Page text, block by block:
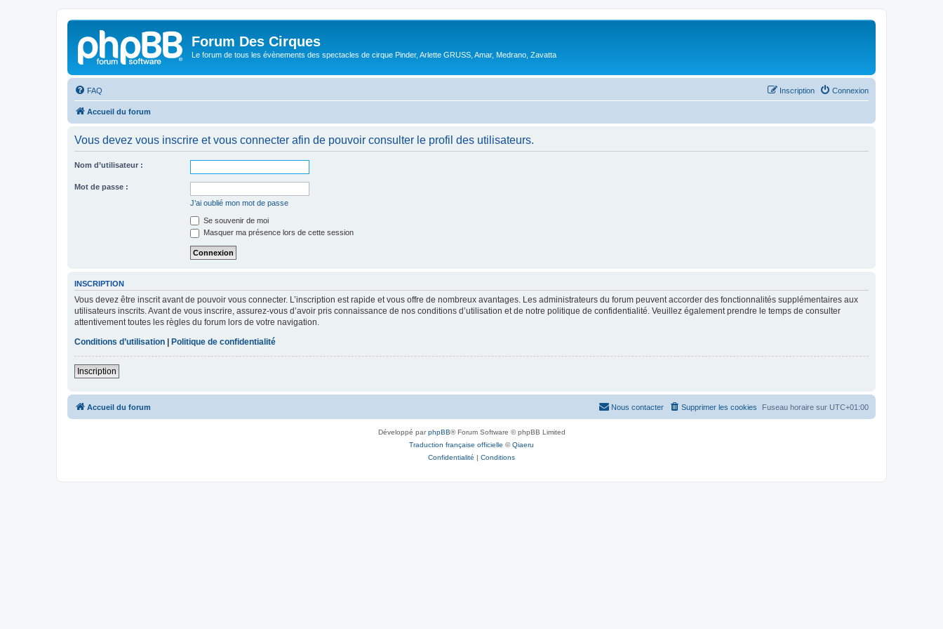
Forum Des Cirques
Le forum de tous les évènements des spectacles de cirque Pinder, Arlette GRUSS, Amar, Medrano, Zavatta
FAQ Connexion
Inscription
Accueil du forum
Vous devez vous inscrire et vous connecter afin de pouvoir consulter le profil des utilisateurs.
Nom d’utilisateur :
Mot de passe :
J’ai oublié mon mot de passe
Se souvenir de moi
Masquer ma présence lors de cette session
INSCRIPTION
Vous devez être inscrit avant de pouvoir vous connecter. L’inscription est rapide et vous offre de nombreux avantages. Les administrateurs du forum peuvent accorder des fonctionnalités supplémentaires aux
utilisateurs inscrits. Avant de vous inscrire, assurez-vous d’avoir pris connaissance de nos conditions d’utilisation et de notre politique de confidentialité. Veuillez également prendre le temps de consulter
attentivement toutes les règles du forum lors de votre navigation.
Conditions d’utilisation
Politique de confidentialité
Inscription
Accueil du forum Fuseau horaire sur UTC+01:00
Supprimer les cookies
Nous contacter
Développé parphpBB® Forum Software © phpBB Limited
Traduction française officielle ©Qiaeru
Confidentialité | Conditions